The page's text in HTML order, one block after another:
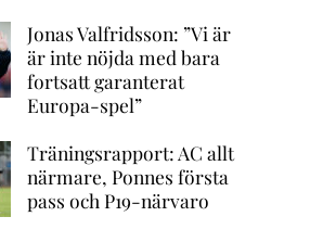
Jonas Valfridsson: ”Vi är
är inte nöjda med bara
fortsatt garanterat
Europa-spel”
Träningsrapport: AC allt
närmare, Ponnes första
pass och P19-närvaro